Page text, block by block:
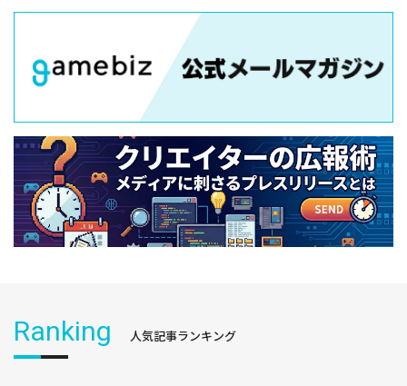
Ranking 人気記事ランキング